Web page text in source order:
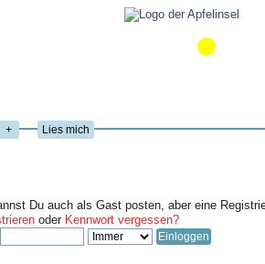
+ Lies mich
Du auch als Gast posten, aber eine
oder Kennwort vergessen?